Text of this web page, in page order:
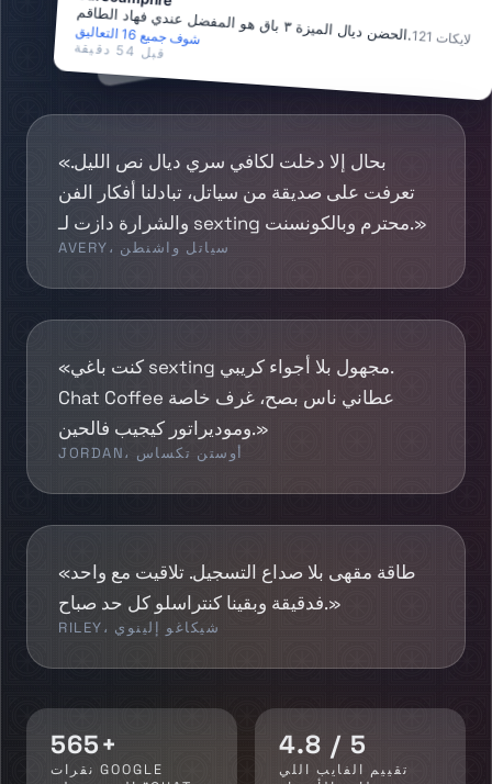
119لايكات
شوف جميع 16التعاليق
قبل 8 دقايق
الحضن ديال الميزة ٣ باق هو المفضل عندي فهاد الطاقم
.121 لايكات شوف جميع 16 التعاليق
قبل 54 دقيقة
«بحال إلا دخلت لكافي سري ديال نص الليل.
تعرفت على صديقة من سياتل، تبادلنا أفكار الفن
والشرارة دازت لـ sexting محترم وبالكونسنت.»
AVERY، سياتل واشنطن
«كنت باغي sexting مجهول بلا أجواء كريبي.
Chat Coffee عطاني ناس بصح، غرف خاصة
وموديراتور كيجيب فالحين.»
JORDAN، أوستن تكساس
«طاقة مقهى بلا صداع التسجيل. تلاقيت مع واحد
فدقيقة وبقينا كنتراسلو كل حد صباح.»
RILEY، شيكاغو إلينوي
565+
نقرات GOOGLE
4.8 / 5
تقييم الفايب اللي